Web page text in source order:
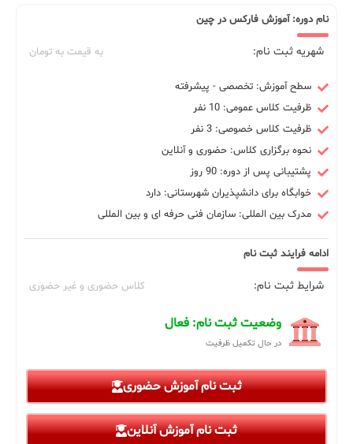
نام دوره: آموزش فارکس در چین
شهریه ثبت نام: به قیمت به تومان
سطح آموزش: تخصصی - پیشرفته
ظرفیت کلاس عمومی: 10 نفر
ظرفیت کلاس خصوصی: 3 نفر
نحوه برگزاری کلاس: حضوری و آنلاین
پشتیبانی پس از دوره: 90 روز
خوابگاه برای دانشپذیران شهرستانی: دارد
مدرک بین المللی: سازمان فنی حرفه ای و بین المللی
ادامه فرایند ثبت نام
شرایط ثبت نام: کلاس حضوری و غیر حضوری
وضعیت ثبت نام: فعال
در حال تکمیل ظرفیت
ثبت نام آموزش حضوری
ثبت نام آموزش آنلاین